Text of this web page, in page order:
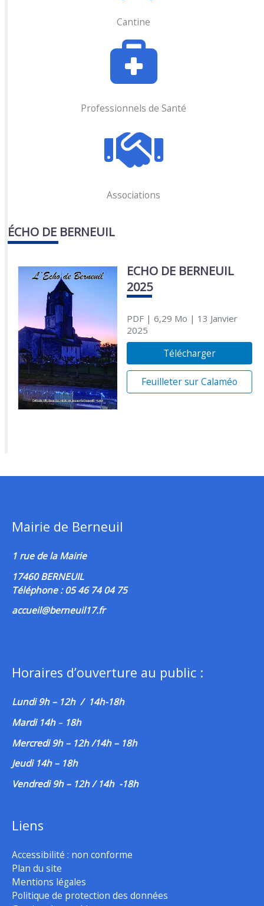
Cantine
Professionnels de Santé
Associations
ÉCHO DE BERNEUIL
ECHO DE BERNEUIL
2025
PDF| 6,29 Mo | 13 Janvier
2025
Télécharger
Feuilleter sur Calaméo
Mairie de Berneuil
1 rue de la Mairie
17460 BERNEUIL
Téléphone : 05 46 74 04 75
accueil@berneuil17.fr
Horaires d’ouverture au public :
Lundi 9h – 12h / 14h-18h
Mardi 14h– 18h
Mercredi 9h – 12h /14h – 18h
Jeudi 14h – 18h
Vendredi 9h – 12h / 14h -18h
Liens
Accessibilité : non conforme
Plan du site
Mentions légales
Politique de protection des données